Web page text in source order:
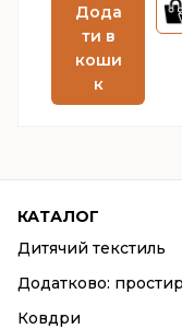
Дода
ти в
коши
к
КАТАЛОГ
Дитячий текстиль
Додатково:
Ковдри